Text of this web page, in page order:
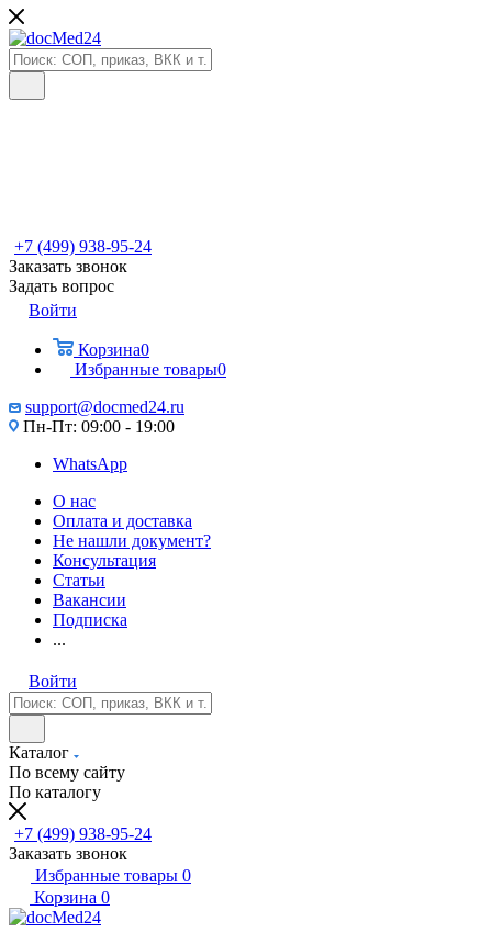
+7 (499) 938-95-24
Заказать звонок
Задать вопрос
Войти
Корзина0
Избранные товары0
support@docmed24.ru
Пн-Пт: 09:00 - 19:00
WhatsApp
О нас
Оплата и доставка
Не нашли документ?
Консультация
Статьи
Вакансии
Подписка
...
Войти
Каталог
По всему сайту
По каталогу
+7 (499) 938-95-24
Заказать звонок
Избранные товары 0
Корзина 0